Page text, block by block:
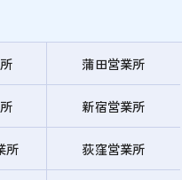
蒲田営業所
新宿営業所
所 荻窪営業所